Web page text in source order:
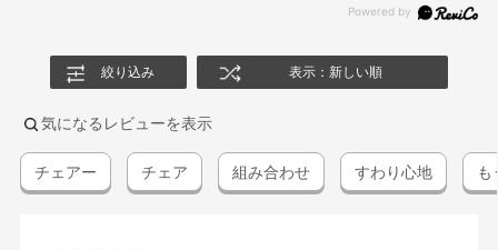
絞り込み 表示：新しい順
気になるレビューを表示
チェアー チェア 組み合わせ すわり心地 も